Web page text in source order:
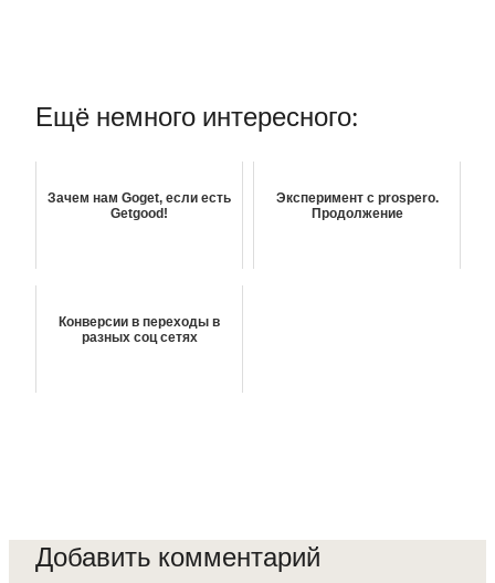
Ещё немного интересного:
Зачем нам Goget, если есть
Getgood!
Эксперимент с prospero.
Продолжение
Конверсии в переходы в
разных соц сетях
Добавить комментарий